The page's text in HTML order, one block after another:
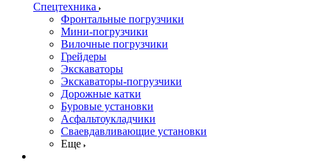
Спецтехника
Фронтальные погрузчики
Мини-погрузчики
Вилочные погрузчики
Грейдеры
Экскаваторы
Экскаваторы-погрузчики
Дорожные катки
Буровые установки
Асфальтоукладчики
Сваевдавливающие установки
Еще